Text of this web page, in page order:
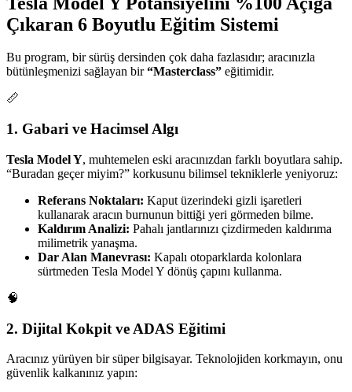
Çıkaran 6 Boyutlu Eğitim Sistemi
Bu program, bir sürüş dersinden çok daha fazlasıdır; aracınızla
bütünleşmenizi sağlayan bir“Masterclass” eğitimidir.
📏
1. Gabari ve Hacimsel Algı
Tesla Model Y, muhtemelen eski aracınızdan farklı boyutlara sahip.
“Buradan geçer miyim?” korkusunu bilimsel tekniklerle yeniyoruz:
Referans Noktaları: Kaput üzerindeki gizli işaretleri
kullanarak aracın burnunun bittiği yeri görmeden bilme.
Kaldırım Analizi: Pahalı jantlarınızı çizdirmeden kaldırıma
milimetrik yanaşma.
Dar Alan Manevrası: Kapalı otoparklarda kolonlara
sürtmeden Tesla Model Y dönüş çapını kullanma.
🧠
2. Dijital Kokpit ve ADAS Eğitimi
Aracınız yürüyen bir süper bilgisayar. Teknolojiden korkmayın, onu
güvenlik kalkanınız yapın: